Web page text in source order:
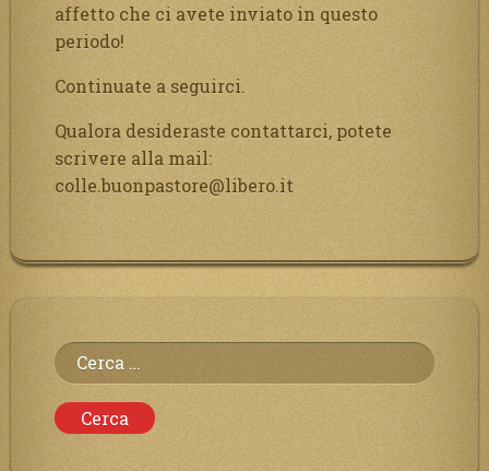
affetto che ci avete inviato in questo
periodo!
Continuate a seguirci.
Qualora desideraste contattarci, potete
scrivere alla mail:
colle.buonpastore@libero.it
Ricerca
per: